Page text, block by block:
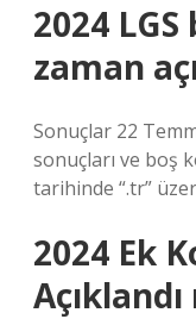
2024
zaman
Sonuçlar 22
sonuçları ve boş
tarihinde “.tr”
2024 Ek
Açıklandı